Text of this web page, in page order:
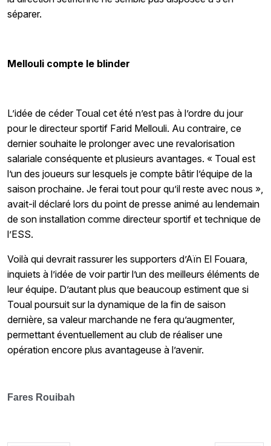
séparer.
Mellouli compte le blinder
L’idée de céder Toual cet été n’est pas à l’ordre du jour
pour le directeur sportif Farid Mellouli. Au contraire, ce
dernier souhaite le prolonger avec une revalorisation
salariale conséquente et plusieurs avantages. « Toual est
l’un des joueurs sur lesquels je compte bâtir l’équipe de la
saison prochaine. Je ferai tout pour qu’il reste avec nous »,
avait-il déclaré lors du point de presse animé au lendemain
de son installation comme directeur sportif et technique de
l’ESS.
Voilà qui devrait rassurer les supporters d’Aïn El Fouara,
inquiets à l’idée de voir partir l’un des meilleurs éléments de
leur équipe. D’autant plus que beaucoup estiment que si
Toual poursuit sur la dynamique de la fin de saison
dernière, sa valeur marchande ne fera qu’augmenter,
permettant éventuellement au club de réaliser une
opération encore plus avantageuse à l’avenir.
Fares Rouibah